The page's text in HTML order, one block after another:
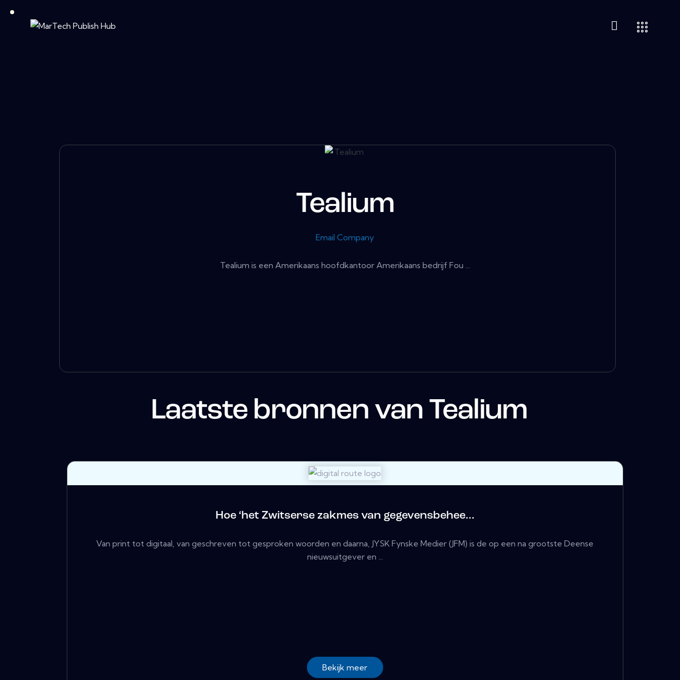
Tealium
Email Company
Tealium is een Amerikaans hoofdkantoor Amerikaans bedrijf Fou ...
Laatste bronnen van Tealium
Hoe ‘het Zwitserse zakmes van gegevensbehee...
Van print tot digitaal, van geschreven tot gesproken woorden en daarna, JYSK Fynske Medier (JFM) is de op een na grootste Deense
nieuwsuitgever en ...
Bekijk meer